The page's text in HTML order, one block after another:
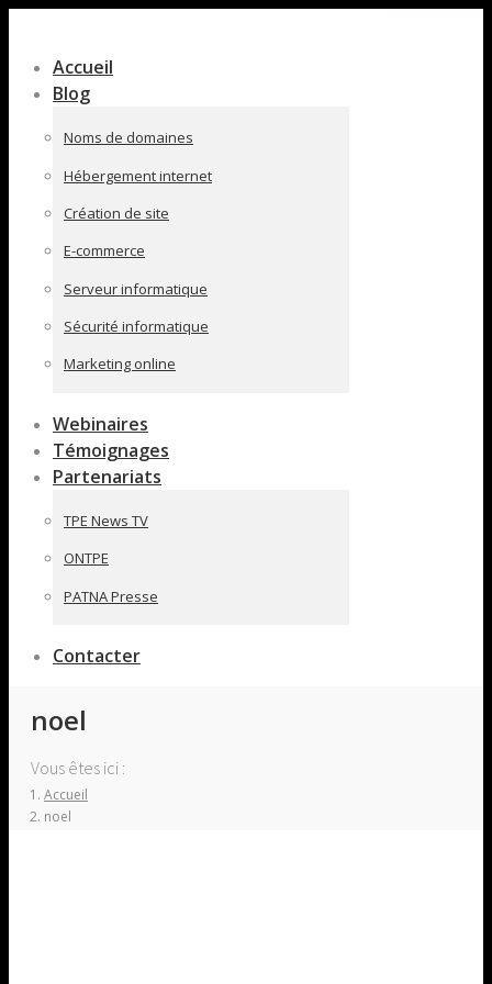
pleine
largeur
Accueil
Blog
Noms de domaines
Hébergement internet
Création de site
E-commerce
Serveur informatique
Sécurité informatique
Marketing online
Webinaires
Témoignages
Partenariats
TPE News TV
ONTPE
PATNA Presse
Contacter
noel
Vous êtes ici :
Accueil
noel